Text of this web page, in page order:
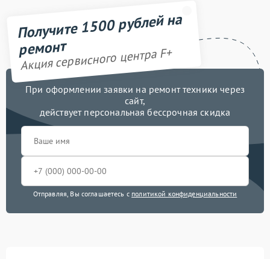
Получите 1500 рублей на
ремонт
Акция сервисного центра F+
При оформлении заявки на ремонт техники через
сайт,
действует персональная бессрочная скидка
Отправляя, Вы соглашаетесь с политикой конфиденциальности